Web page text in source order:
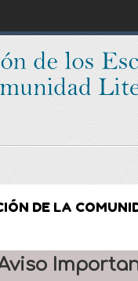
DE LA